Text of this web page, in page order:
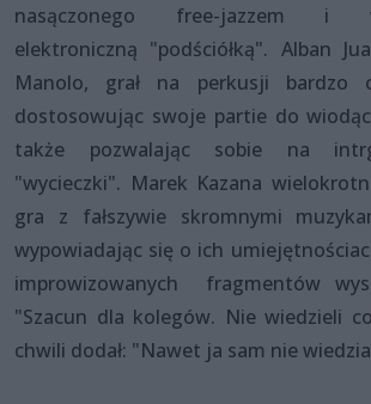
nasączonego free-jazzem i
elektroniczną "podściółką". Alban
Manolo, grał na perkusji bardzo
dostosowując swoje partie do
także pozwalając sobie na
"wycieczki". Marek Kazana
gra z fałszywie skromnymi
wypowiadając się o ich
improwizowanych fragmentów
"Szacun dla kolegów. Nie wiedzieli
chwili dodał: "Nawet ja sam nie